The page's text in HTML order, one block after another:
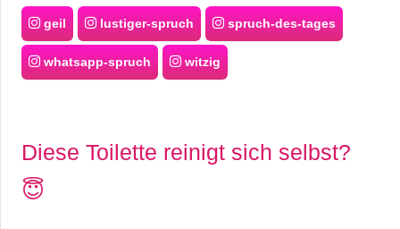
geil lustiger-spruch spruch-des-tages
whatsapp-spruch witzig
Diese Toilette reinigt sich selbst?
😇